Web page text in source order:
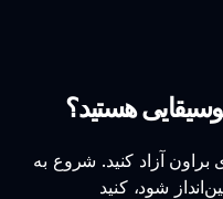
هستید؟
آزاد کنید. شروع به